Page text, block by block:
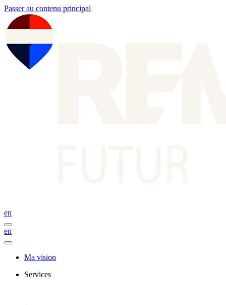
Passer au contenu principal
en
en
Ma vision
Services